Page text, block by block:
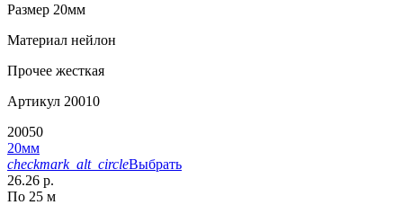
Размер 20мм
Материал нейлон
Прочее жесткая
Артикул 20010
20050
20мм
checkmark_alt_circleВыбрать
26.26 р.
По 25 м